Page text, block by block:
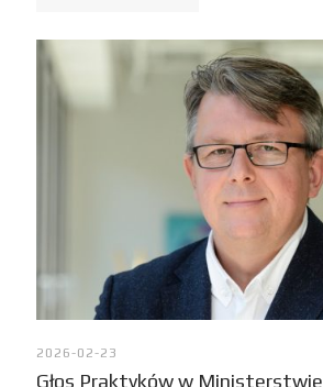
2026-02-23
Głos Praktyków w Ministerstwie